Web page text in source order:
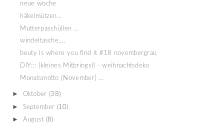
neue woche
häkelmützen...
Mutterpasshüllen ...
windeltasche....
beuty is where you find it #18 novembergrau
DIY::: {kleines Mitbringsl} - weihnachtsdeko
Monatsmotto {November} ...
► Oktober (38)
► September (10)
► August (8)